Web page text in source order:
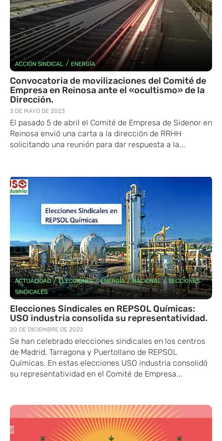
ACCIÓN SINDICAL / ENERGÍA
Convocatoria de movilizaciones del Comité de
Empresa en Reinosa ante el «ocultismo» de la
Dirección.
3 DE MAYO DE 2023
El pasado 5 de abril el Comité de Empresa de Sidenor en
Reinosa envió una carta a la dirección de RRHH
solicitando una reunión para dar respuesta a la...
ACTUALIDAD/ELECCIONES/ENERGÍA/NACIONAL/SECCIONES
SINDICALES
Elecciones Sindicales en REPSOL Químicas:
USO industria consolida su representatividad.
20 DE DICIEMBRE DE 2022
Se han celebrado elecciones sindicales en los centros
de Madrid, Tarragona y Puertollano de REPSOL
Químicas. En estas elecciones USO industria consolidó
su representatividad en el Comité de Empresa...